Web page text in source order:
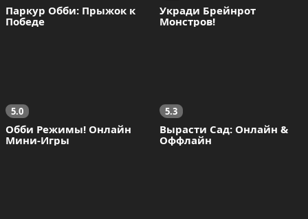
Паркур Обби: Прыжок к
Победе
Укради Брейнрот
Монстров!
5.0
Обби Режимы! Онлайн
Мини-Игры
5.3
Вырасти Сад: Онлайн &
Оффлайн